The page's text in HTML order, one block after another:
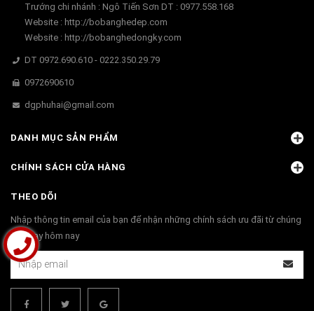
Trướng chi nhánh : Ngô Tiến Sơn DT : 0977.558.168
Website : http://bobanghedep.com
Website : http://bobanghedongky.com
DT 0972.690.610 - 0222.350.29.79
0972690610
dgphuhai@gmail.com
DANH MỤC SẢN PHẨM
CHÍNH SÁCH CỬA HÀNG
THEO DÕI
Nhập thông tin email của bạn để nhận những chính sách ưu đãi từ chúng
tôi ngay hôm nay